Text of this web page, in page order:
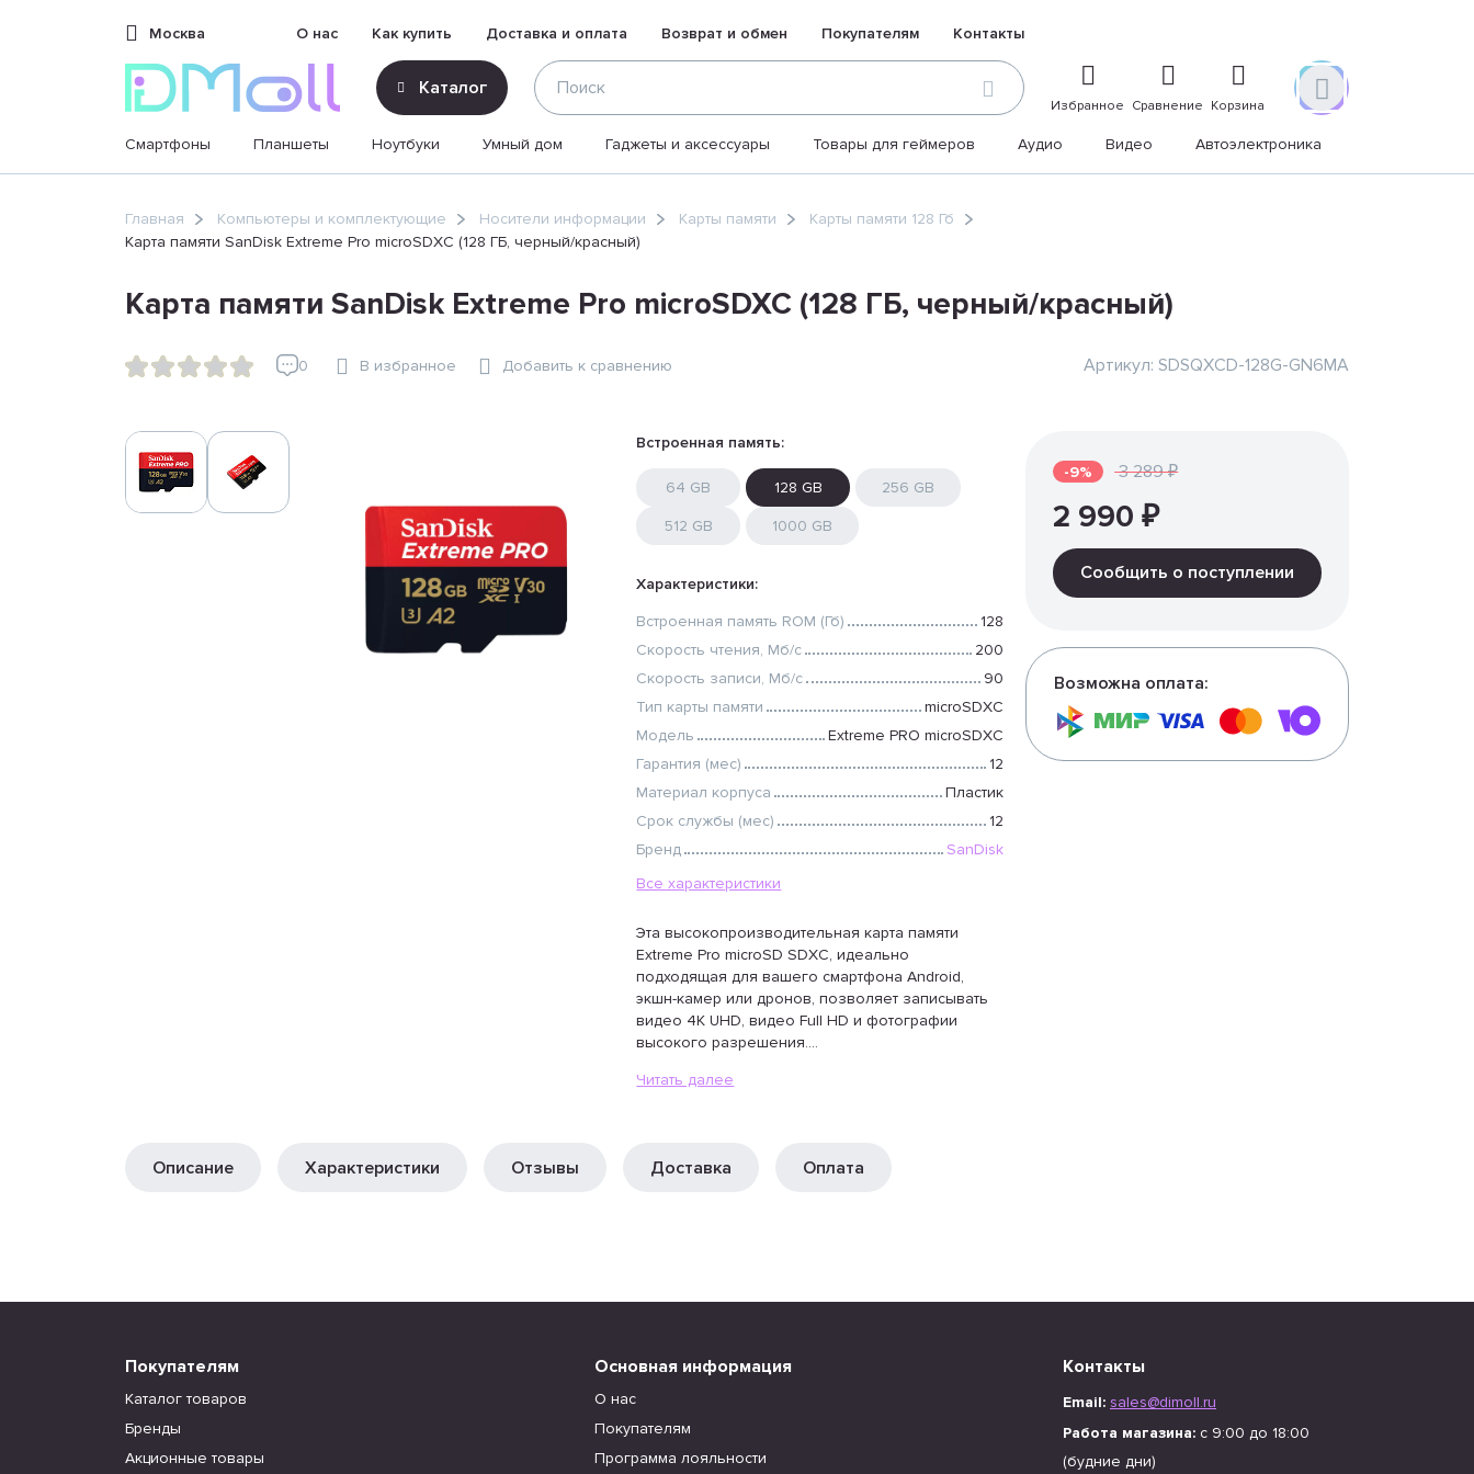
Москва О нас Как купить Доставка и оплата Возврат и обмен Покупателям Контакты
Каталог
Избранное Сравнение Корзина
Смартфоны Планшеты Ноутбуки Умный дом Гаджеты и аксессуары Товары для геймеров Аудио Видео Автоэлектроника
sales@dimoll.ruГлавная Компьютеры и комплектующие Носители информации Карты памяти
Карты памяти 128 Гб
Карта памяти SanDisk Extreme Pro microSDXC (128 ГБ, черный/красный)
Карта памяти SanDisk Extreme Pro microSDXC (128 ГБ, черный/красный)
0 В избранное Добавить к сравнению Артикул: SDSQXCD-128G-GN6MA
Встроенная память:
64 GB 128 GB 256 GB
512 GB 1000 GB
Характеристики:
Встроенная память ROM (Гб)
128
Скорость чтения, Мб/с
200
Скорость записи, Мб/с
90
Тип карты памяти
microSDXC
Модель
Extreme PRO microSDXC
Гарантия (мес)
12
Материал корпуса
Пластик
Срок службы (мес)
12
Бренд
SanDisk
Все характеристики
Эта высокопроизводительная карта памяти
Extreme Pro microSD SDXC, идеально
подходящая для вашего смартфона Android,
экшн-камер или дронов, позволяет записывать
видео 4K UHD, видео Full HD и фотографии
высокого разрешения....
Читать далее
-9% 3 289 ₽
2 990 ₽
Сообщить о поступлении
Возможна оплата:
Описание Характеристики Отзывы Доставка Оплата
Покупателям
Каталог товаров
Бренды
Акционные товары
Основная информация
О нас
Покупателям
Программа лояльности
Контакты
Email: sales@dimoll.ru
Работа магазина: с 9:00 до 18:00
(будние дни)